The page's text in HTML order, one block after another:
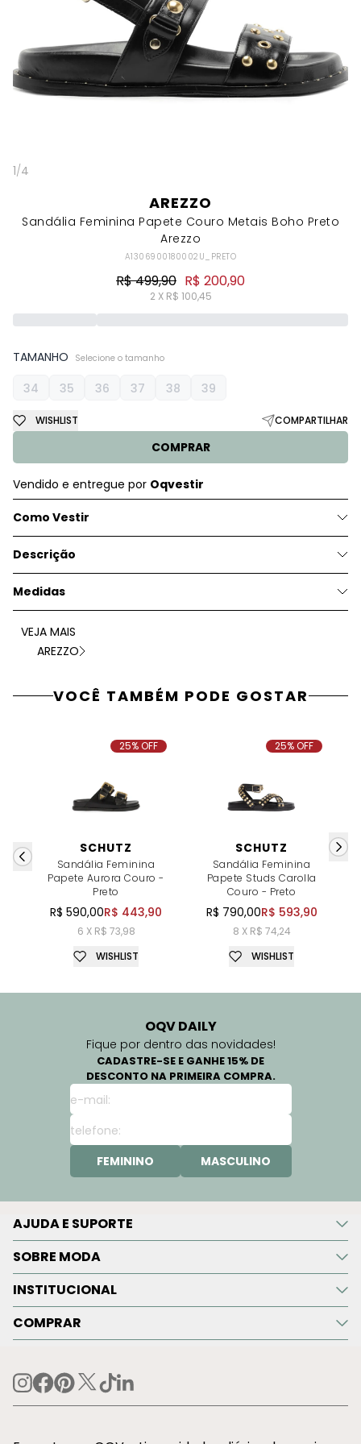
1/4
AREZZO
Sandália Feminina Papete Couro Metais Boho Preto
Arezzo
A1306900180002U_PRETO
R$ 499,90 R$ 200,90
2 X R$ 100,45
TAMANHO Selecione o tamanho
34 35 36 37 38 39
COMPRAR
WISHLIST COMPARTILHAR
Vendido e entregue por Oqvestir
Como Vestir
Descrição
Medidas
VEJA MAIS
AREZZO
VOCÊ TAMBÉM PODE GOSTAR
SCHUTZ
Sandália Feminina
Papete Aurora Couro -
Preto
R$ 590,00R$ 443,90
6 X R$ 73,98
25% OFF
WISHLIST
SCHUTZ
Sandália Feminina
Papete Studs Carolla
Couro - Preto
R$ 790,00R$ 593,90
8 X R$ 74,24
25% OFF
WISHLIST
OQV DAILY
Fique por dentro das novidades!
CADASTRE-SE E GANHE 15% DE
DESCONTO NA PRIMEIRA COMPRA.
FEMININO MASCULINO
AJUDA E SUPORTE
SOBRE MODA
INSTITUCIONAL
COMPRAR